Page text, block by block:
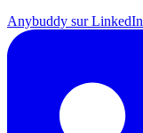
Anybuddy sur LinkedIn